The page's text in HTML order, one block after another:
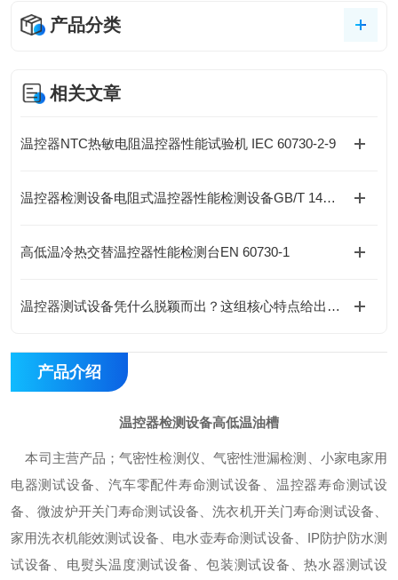
产品分类
相关文章
温控器NTC热敏电阻温控器性能试验机 IEC 60730-2-9
温控器检测设备电阻式温控器性能检测设备GB/T 14536.10
高低温冷热交替温控器性能检测台EN 60730-1
温控器测试设备凭什么脱颖而出？这组核心特点给出答案
产品介绍
温控器检测设备高低温油槽
本司主营产品；气密性检测仪、气密性泄漏检测、小家电家用
电器测试设备、汽车零配件寿命测试设备、温控器寿命测试设
备、微波炉开关门寿命测试设备、洗衣机开关门寿命测试设备、
家用洗衣机能效测试设备、电水壶寿命测试设备、IP防护防水测
试设备、电熨头温度测试设备、包装测试设备、热水器测试设